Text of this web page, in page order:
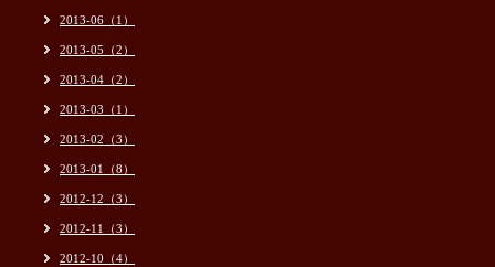
2013-06（1）
2013-05（2）
2013-04（2）
2013-03（1）
2013-02（3）
2013-01（8）
2012-12（3）
2012-11（3）
2012-10（4）